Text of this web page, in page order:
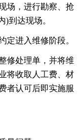
场，进行勘察、抢
)到达现场。
定进入维修阶段。
修处理单，并将维
将收取人工费、材
者认可后即实施服